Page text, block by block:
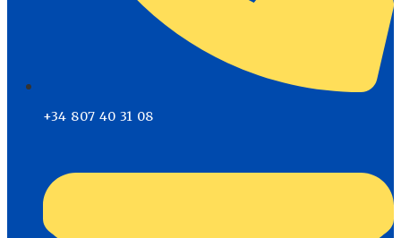
+34 807 40 31 08